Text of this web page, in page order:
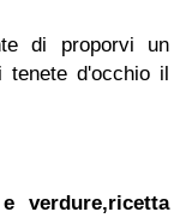
di proporvi un
tenete d'occhio il
verdure,ricetta